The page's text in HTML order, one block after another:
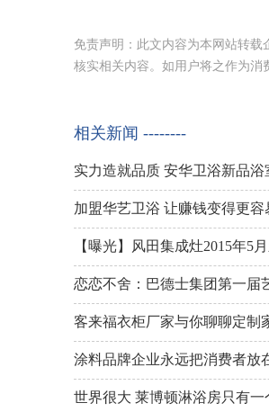
免责声明：此文内容为本网站转
核实相关内容。如用户将之作为消
相关新闻 --------
实力造就品质 安华卫浴新品
加盟华艺卫浴 让赚钱变得更容
【曝光】风田集成灶2015年5
恋恋不舍：巴德士集团第一届
客来福衣柜厂家与你聊聊定制
涂料品牌企业永远把消费者放
世界很大 莱博顿淋浴房只有一